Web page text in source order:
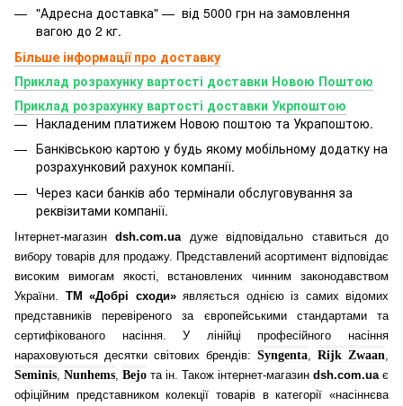
"Адресна доставка" — від 5000 грн на замовлення
вагою до 2 кг.
Більше інформації про доставку
Приклад розрахунку вартості доставки Новою Поштою
Приклад розрахунку вартості доставки Укрпоштою
Накладеним платижем Новою поштою та Украпоштою.
Банківською картою у будь якому мобільному додатку на
розрахунковий рахунок компанії.
Через каси банків або термінали обслуговування за
реквізитами компанії.
Інтернет-магазинdsh.com.ua дуже відповідально ставиться до
вибору товарів для продажу. Представлений асортимент відповідає
високим вимогам якості, встановлених чинним законодавством
України. ТМ «Добрі сходи»являється однією із самих відомих
представників перевіреного за європейськими стандартами та
сертифікованого насіння. У лінійці професійного насіння
нараховуються десятки світових брендів: Syngenta Rijk Zwaan
Seminis Nunhems Bejo та ін. Також інтернет-магазин dsh.com.ua є
офіційним представником колекції товарів в категорії «насіннєва